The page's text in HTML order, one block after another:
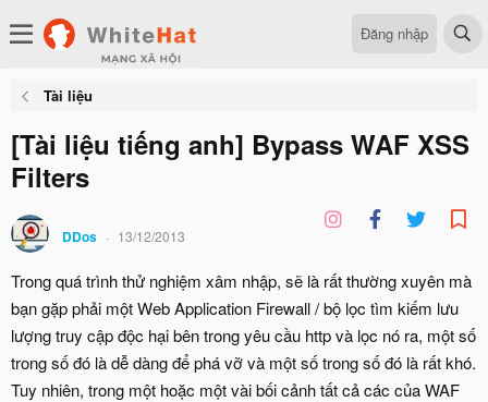
Đăng nhập
Tài liệu
[Tài liệu tiếng anh] Bypass WAF XSS
Filters
DDos 13/12/2013
Trong quá trình thử nghiệm xâm nhập, sẽ là rất thường xuyên mà
bạn gặp phải một Web Application Firewall / bộ lọc tìm kiếm lưu
lượng truy cập độc hại bên trong yêu cầu http và lọc nó ra, một số
trong số đó là dễ dàng để phá vỡ và một số trong số đó là rất khó.
Tuy nhiên, trong một hoặc một vài bối cảnh tất cả các của WAF